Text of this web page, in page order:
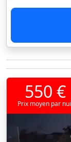
550 €
Prix moyen par